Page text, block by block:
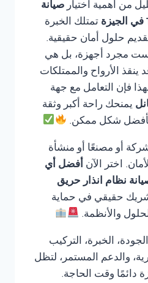
من أهمية اختيار صيانة
تمتلك الخبرة
حلول أمان حقيقية.
مجرد أجهزة، بل هي
ينقذ الأرواح والممتلكات
فإن التعامل مع جهة
يمنحك راحة أكبر وثقة
شكل ممكن.
أو مصنعًا أو منشأة
اختر الآن أفضل أي
نظام انذار حريق
حقيقي في حماية
والأنظمة.
الخبرة، التركيب
والدعم المستمر، لتظل
دائمًا وقت الحاجة.